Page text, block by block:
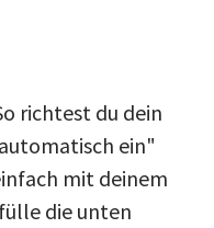
richtest du dein
ein"
mit deinem
die unten